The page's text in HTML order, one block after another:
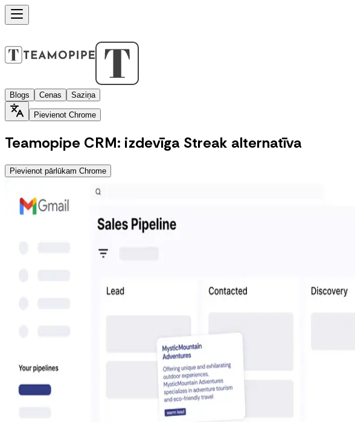
Blogs Cenas Saziņa
Pievienot Chrome
Teamopipe CRM: izdevīga Streak alternatīva
Pievienot pārlūkam Chrome